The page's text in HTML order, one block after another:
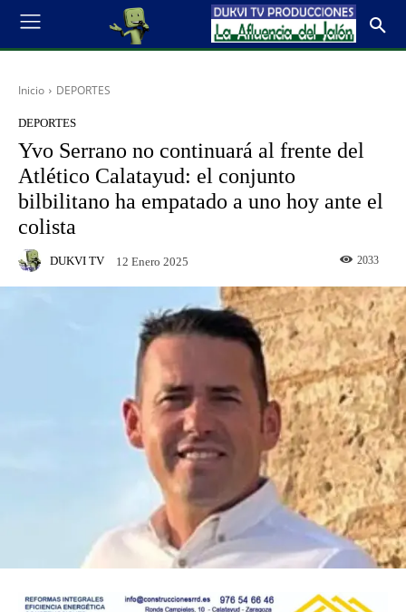
Inicio DEPORTES
DEPORTES
Yvo Serrano no continuará al frente del
Atlético Calatayud: el conjunto
bilbilitano ha empatado a uno hoy ante el
colista
DUKVI TV 12 Enero 2025 2033